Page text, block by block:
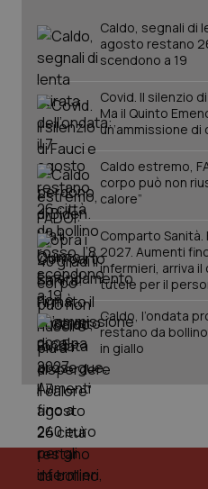
Salute orale &
Sangue &
Tiroide
Tumore al seno
Tumore ovarico
Tumori del Polmone
Tumori
Ulcera & Reflusso
Vaccini
Caldo, segnali di
agosto restano
scendono a 19
Covid. Il silenzio
Ma il Quinto
un’ammissione di
Caldo estremo,
corpo può non
calore”
Comparto
2027. Aumenti
infermieri, arriva
tutele per il
Caldo, l’ondata
restano da
in giallo
CookieScriptConsent